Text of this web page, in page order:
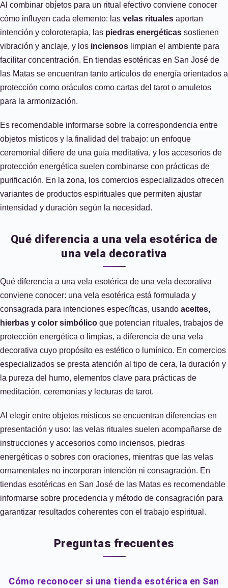
Al combinar obj́etos para un ritual efectivo conviene conocer
cómo influyen cada elemento: las velas rituales aportan
intención y coloroterapia, las piedras energéticas sostienen
vibración y anclaje, y los inciensos limpian el ambiente para
facilitar concentración. En tiendas esotéricas en San José de
las Matas se encuentran tanto artículos de energía orientados a
protección como oráculos como cartas del tarot o amuletos
para la armonización.
Es recomendable informarse sobre la correspondencia entre
objetos místicos y la finalidad del trabajo: un enfoque
ceremonial difiere de una guía meditativa, y los accesorios de
protección energética suelen combinarse con prácticas de
purificación. En la zona, los comercios especializados ofrecen
variantes de productos espirituales que permiten ajustar
intensidad y duración según la necesidad.
Qué diferencia a una vela esotérica de
una vela decorativa
Qué diferencia a una vela esotérica de una vela decorativa
conviene conocer: una vela esotérica está formulada y
consagrada para intenciones específicas, usando aceites,
hierbas y color simbólico que potencian rituales, trabajos de
protección energética o limpias, a diferencia de una vela
decorativa cuyo propósito es estético o lumínico. En comercios
especializados se presta atención al tipo de cera, la duración y
la pureza del humo, elementos clave para prácticas de
meditación, ceremonias y lecturas de tarot.
Al elegir entre objetos místicos se encuentran diferencias en
presentación y uso: las velas rituales suelen acompañarse de
instrucciones y accesorios como inciensos, piedras
energéticas o sobres con oraciones, mientras que las velas
ornamentales no incorporan intención ni consagración. En
tiendas esotéricas en San José de las Matas es recomendable
informarse sobre procedencia y método de consagración para
garantizar resultados coherentes con el trabajo espiritual.
Preguntas frecuentes
Cómo reconocer si una tienda esotérica en San